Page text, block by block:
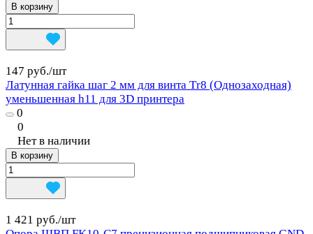
В корзину
147 руб./шт
Латунная гайка шаг 2 мм для винта Тr8 (Однозаходная)
уменьшенная h11 для 3D принтера
0
0
Нет в наличии
В корзину
1 421 руб./шт